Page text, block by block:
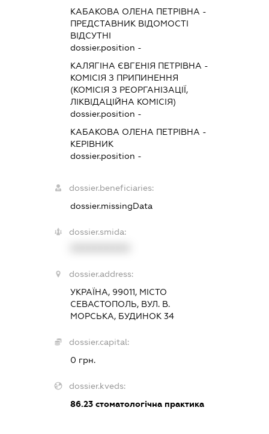
КАБАКОВА ОЛЕНА ПЕТРІВНА -
ПРЕДСТАВНИК ВІДОМОСТІ
ВІДСУТНІ
dossier.position -
КАЛЯГІНА ЄВГЕНІЯ ПЕТРІВНА -
КОМІСІЯ З ПРИПИНЕННЯ
(КОМІСІЯ З РЕОРГАНІЗАЦІЇ,
ЛІКВІДАЦІЙНА КОМІСІЯ)
dossier.position -
КАБАКОВА ОЛЕНА ПЕТРІВНА -
КЕРІВНИК
dossier.position -
dossier.beneficiaries:
dossier.missingData
dossier.smida:
dossier.address:
УКРАЇНА, 99011, МІСТО
СЕВАСТОПОЛЬ, ВУЛ. В.
МОРСЬКА, БУДИНОК 34
dossier.capital:
0 грн.
dossier.kveds:
86.23стоматологічна практика